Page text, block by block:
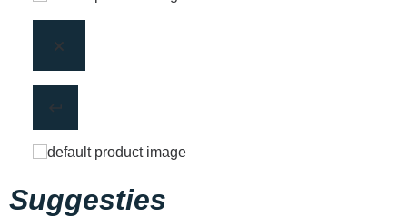
Suggesties